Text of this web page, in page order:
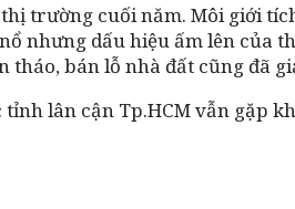
trường cuối năm. Môi giới
nhưng dấu hiệu ấm lên của
bán lỗ nhà đất cũng đã
lân cận Tp.HCM vẫn gặp